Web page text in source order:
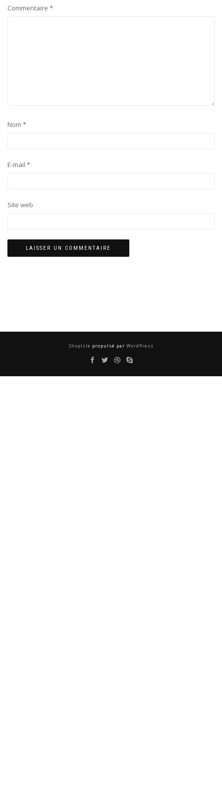
Commentaire *
Nom *
E-mail *
Site web
ShopIsle propulsé par WordPress